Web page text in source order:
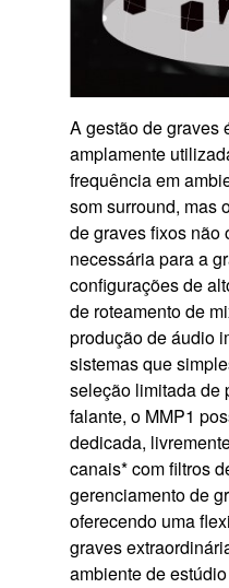
A gestão de graves
amplamente
frequência em
som surround, mas
de graves fixos não
necessária para a
configurações de
de roteamento de
produção de áudio
sistemas que
seleção limitada de
falante, o MMP1
dedicada,
canais* com filtros
gerenciamento de
oferecendo uma
graves
ambiente de